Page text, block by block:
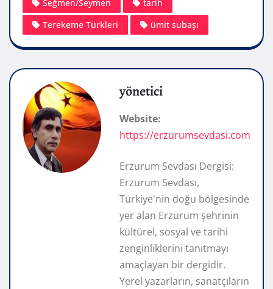
Seğmen/Seymen
tarih
Terekeme Türkleri
ümit subaşı
yönetici
Website:
https://erzurumsevdasi.com
Erzurum Sevdası Dergisi:
Erzurum Sevdası,
Türkiye'nin doğu bölgesinde
yer alan Erzurum şehrinin
kültürel, sosyal ve tarihi
zenginliklerini tanıtmayı
amaçlayan bir dergidir.
Yerel yazarların, sanatçıların